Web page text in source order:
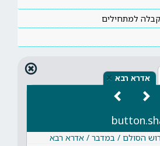
למתחילים
אדרא רבא ×
הסולם / במדבר / אדרא רבא